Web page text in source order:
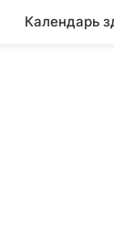
Календарь